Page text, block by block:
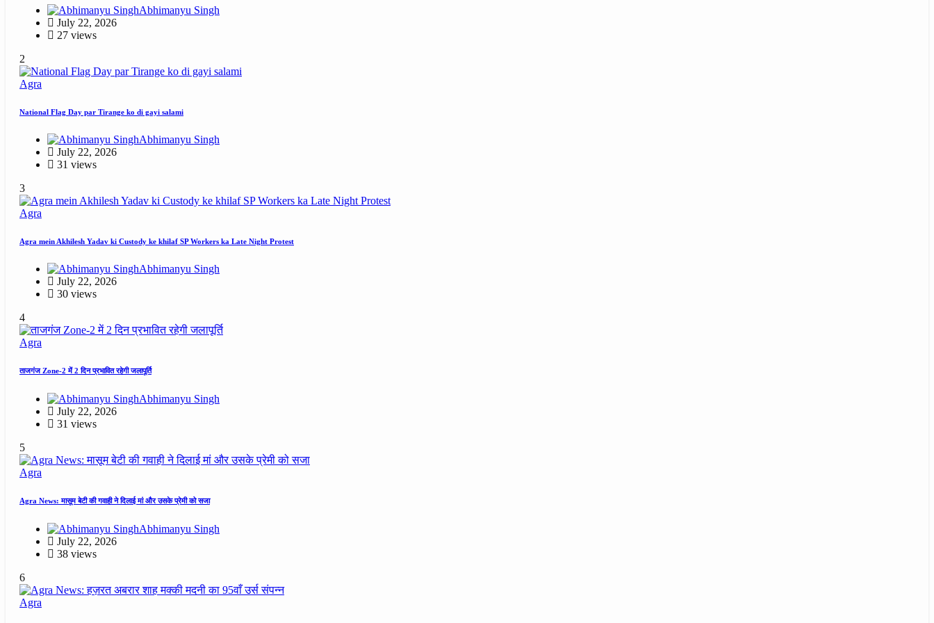
Abhimanyu Singh
July 22, 2026
27 views
2
Agra
National Flag Day par Tirange ko di gayi salami
Abhimanyu Singh
July 22, 2026
31 views
3
Agra
Agra mein Akhilesh Yadav ki Custody ke khilaf SP Workers ka Late Night Protest
Abhimanyu Singh
July 22, 2026
30 views
4
Agra
ताजगंज Zone-2 में 2 दिन प्रभावित रहेगी जलापूर्ति
Abhimanyu Singh
July 22, 2026
31 views
5
Agra
Agra News: मासूम बेटी की गवाही ने दिलाई मां और उसके प्रेमी को सजा
Abhimanyu Singh
July 22, 2026
38 views
6
Agra